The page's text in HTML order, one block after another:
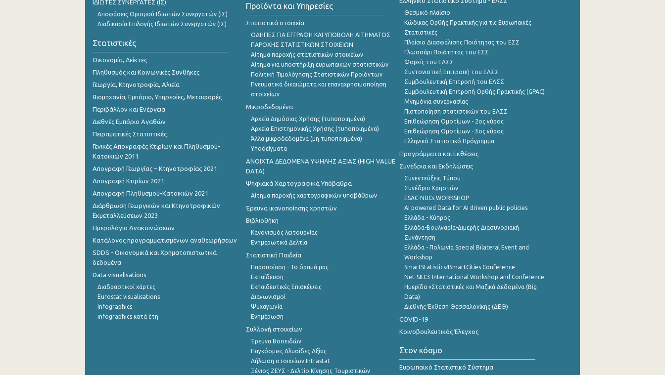
ΙΔΙΩΤΕΣ ΣΥΝΕΡΓΑΤΕΣ (ΙΣ)
Αποφάσεις Ορισμού Ιδιωτών Συνεργατών (ΙΣ)
Διαδικασία Επιλογής Ιδιωτών Συνεργατών (ΙΣ)
Στατιστικές
Οικονομία, Δείκτες
Πληθυσμός και Κοινωνικές Συνθήκες
Γεωργία, Κτηνοτροφία, Αλιεία
Βιομηχανία, Εμπόριο, Υπηρεσίες, Μεταφορές
Περιβάλλον και Ενέργεια
Διεθνές Εμπόριο Αγαθών
Πειραματικές Στατιστικές
Γενικές Απογραφές Κτιρίων και Πληθυσμού-
Κατοικιών 2011
Απογραφή Γεωργίας – Κτηνοτροφίας 2021
Απογραφή Κτιρίων 2021
Απογραφή Πληθυσμού-Κατοικιών 2021
Διάρθρωση Γεωργικών και Κτηνοτροφικών
Εκμεταλλεύσεων 2023
Ημερολόγιο Ανακοινώσεων
Κατάλογος προγραμματισμένων αναθεωρήσεων
SDDS - Οικονομικά και Χρηματοπιστωτικά
δεδομένα
Data visualisations
Διαδραστικοί χάρτες
Eurostat visualisations
Infographics
infographics κατά έτη
Προϊόντα και Υπηρεσίες
Στατιστικά στοιχεία
ΟΔΗΓΙΕΣ ΓΙΑ ΕΓΓΡΑΦΗ ΚΑΙ ΥΠΟΒΟΛΗ ΑΙΤΗΜΑΤΟΣ
ΠΑΡΟΧΗΣ ΣΤΑΤΙΣΤΙΚΩΝ ΣΤΟΙΧΕΙΩΝ
Αίτημα παροχής στατιστικών στοιχείων
Αίτημα για υποστήριξη ευρωπαϊκών στατιστικών
Πολιτική Τιμολόγησης Στατιστικών Προϊόντων
Πνευματικά δικαιώματα και επαναχρησιμοποίηση
στοιχείων
Μικροδεδομένα
Αρχεία Δημόσιας Χρήσης (τυποποιημένα)
Αρχεία Επιστημονικής Χρήσης (τυποποιημένα)
Άλλα μικροδεδομένα (μη τυποποιημένα)
Υποδείγματα
ANOIXTA ΔΕΔΟΜΕΝΑ ΥΨΗΛΗΣ ΑΞΙΑΣ (HIGH VALUE
DATA)
Ψηφιακά Χαρτογραφικά Υπόβαθρα
Αίτημα παροχής χαρτογραφικών υποβάθρων
Έρευνα ικανοποίησης χρηστών
Βιβλιοθήκη
Κανονισμός λειτουργίας
Ενημερωτικά Δελτία
Στατιστική Παιδεία
Παρουσίαση - Το όραμά μας
Εκπαίδευση
Εκπαιδευτικές Επισκέψεις
Διαγωνισμοί
Ψυχαγωγία
Ενημέρωση
Συλλογή στοιχείων
Έρευνα Βοοειδών
Παγκόσμιες Αλυσίδες Αξίας
Δήλωση στοιχείων Intrastat
Ξένιος ΖΕΥΣ - Δελτίο Κίνησης Τουριστικών
Θεσμικό πλαίσιο
Κώδικας Ορθής Πρακτικής για τις Ευρωπαϊκές
Στατιστικές
Πλαίσιο Διασφάλισης Ποιότητας του ΕΣΣ
Γλωσσάρι Ποιότητας του ΕΣΣ
Φορείς του ΕΛΣΣ
Συντονιστική Επιτροπή του ΕΛΣΣ
Συμβουλευτική Επιτροπή του ΕΛΣΣ
Συμβουλευτική Επιτροπή Ορθής Πρακτικής (GPAC)
Μνημόνια συνεργασίας
Πιστοποίηση στατιστικών του ΕΛΣΣ
Επιθεώρηση Ομοτίμων - 2ος γύρος
Επιθεώρηση Ομοτίμων - 3ος γύρος
Ελληνικό Στατιστικό Πρόγραμμα
Προγράμματα και Εκθέσεις
Συνέδρια και Εκδηλώσεις
Συνεντεύξεις Τύπου
Συνέδρια Χρηστών
ESAC-NUCs WORKSHOP
AI powered Data for AI driven public policies
Ελλάδα - Κύπρος
Ελλάδα-Βουλγαρία-Διμερής Διασυνοριακή
Συνάντηση
Ελλάδα - Πολωνία Special Bilateral Event and
Workshop
SmartStatistics4SmartCities Conference
Net-SILC3 International Workshop and Conference
Ημερίδα «Στατιστικές και Μαζικά Δεδομένα (Big
Data)
Διεθνής Έκθεση Θεσσαλονίκης (ΔΕΘ)
COVID-19
Κοινοβουλευτικός Έλεγχος
Στον κόσμο
Ευρωπαϊκό Στατιστικό Σύστημα